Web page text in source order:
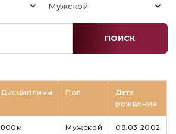
Мужской
ПОИСК
Дисциплины Пол
Дата
рождения
800м
Мужской 08.03.2002